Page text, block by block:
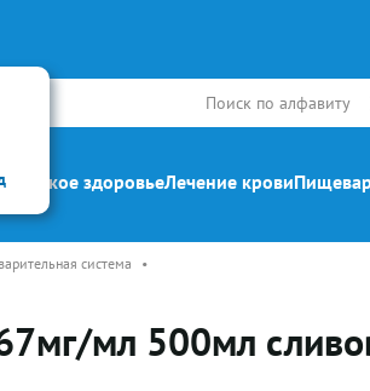
Поиск по алфавиту
Женское здоровьеЛечение крови
система •
мл 500мл